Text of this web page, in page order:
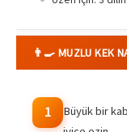
👨‍🍳 MUZLU KEK
1
Büyük bir